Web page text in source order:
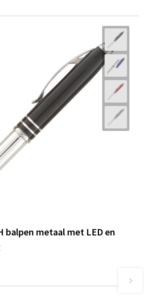
balpen metaal met LED en